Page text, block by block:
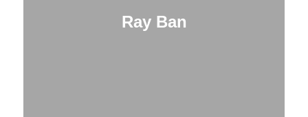
Ray Ban